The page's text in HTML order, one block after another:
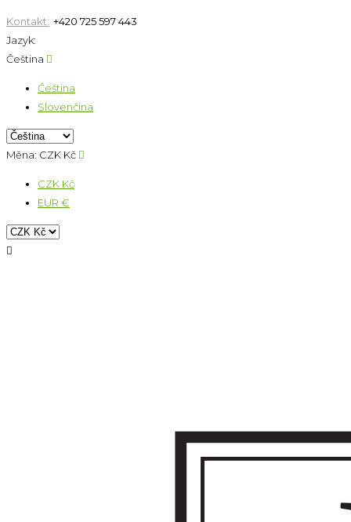
Kontakt: +420 725 597 443
Jazyk:
Čeština 
Čeština
Slovenčina
Měna: CZK Kč 
CZK Kč
EUR €
